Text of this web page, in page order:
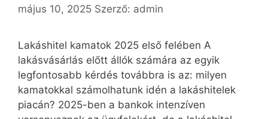
május 10, 2025 Szerző: admin
Lakáshitel kamatok 2025 első felében A
lakásvásárlás előtt állók számára az egyik
legfontosabb kérdés továbbra is az: milyen
kamatokkal számolhatunk idén a lakáshitelek
piacán? 2025-ben a bankok intenzíven